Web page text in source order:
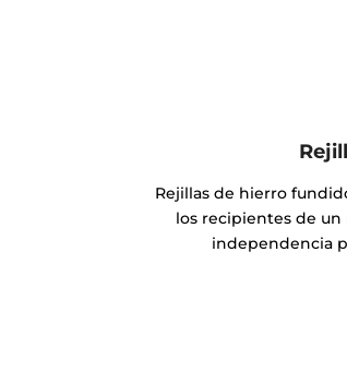
Rejillas de hierro
los recipientes de
independencia